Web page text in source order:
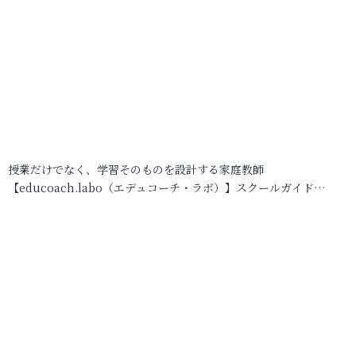
授業だけでなく、学習そのものを設計する家庭教師
【educoach.labo（エデュコーチ・ラボ）】スクールガイド…